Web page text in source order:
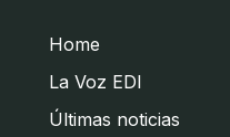
Home
La Voz EDI
Últimas noticias